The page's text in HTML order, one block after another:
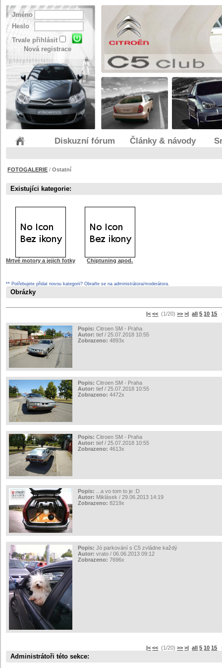
Jméno
Heslo
Trvale přihlásit
Nová registrace
Diskuzní fórum Články & návody
FOTOGALERIE / Ostatní
Existujíci kategorie:
Mrtvé motory a jejich fotky Chiptuning apod.
** Potřebujete přidat novou kategorii? Obraťte se na administrátora/moderátora.
Obrázky
|< << (1/20)>> >| all 5 10 15
Popis: Citroen SM - Praha
Autor: tief / 25.07.2018 10:55
Zobrazeno: 4893x
Popis: Citroen SM - Praha
Autor: tief / 25.07.2018 10:55
Zobrazeno: 4472x
Popis: Citroen SM - Praha
Autor: tief / 25.07.2018 10:55
Zobrazeno: 4613x
Popis:
...a vo tom to je :D
Autor: Miklásek / 29.06.2013 14:19
Zobrazeno: 8219x
Popis: Jó parkování s C5 zvládne každý
Autor: vrato / 06.06.2013 09:12
Zobrazeno: 7696x
|< << (1/20)>> >| all 5 10 15
Administrátoři této sekce: